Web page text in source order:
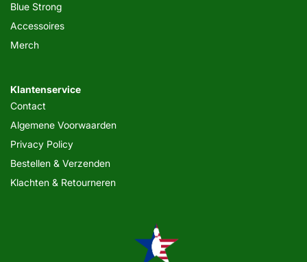
Blue Strong
Accessoires
Merch
Klantenservice
Contact
Algemene Voorwaarden
Privacy Policy
Bestellen & Verzenden
Klachten & Retourneren